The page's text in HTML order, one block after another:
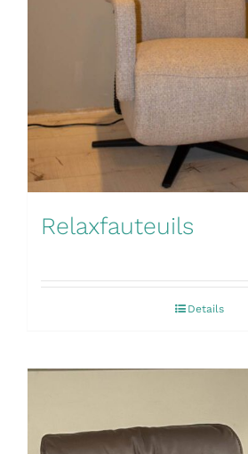
Relaxfauteuils
Details